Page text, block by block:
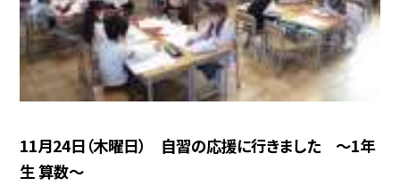
11月24日（木曜日） 自習の応援に行きました 〜1年
生 算数〜